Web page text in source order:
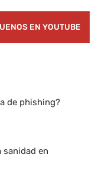
EN YOUTUBE
de phishing?
sanidad en